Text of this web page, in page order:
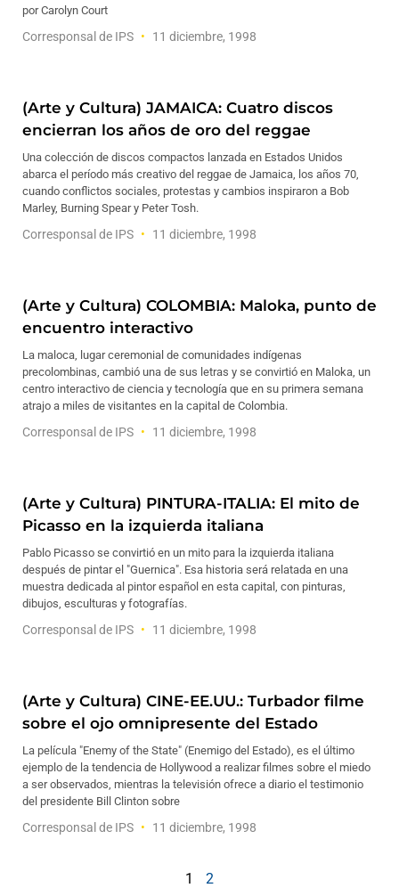
por Carolyn Court
Corresponsal de IPS 11 diciembre, 1998
(Arte y Cultura) JAMAICA: Cuatro discos
encierran los años de oro del reggae
Una colección de discos compactos lanzada en Estados Unidos
abarca el período más creativo del reggae de Jamaica, los años 70,
cuando conflictos sociales, protestas y cambios inspiraron a Bob
Marley, Burning Spear y Peter Tosh.
Corresponsal de IPS 11 diciembre, 1998
(Arte y Cultura) COLOMBIA: Maloka, punto de
encuentro interactivo
La maloca, lugar ceremonial de comunidades indígenas
precolombinas, cambió una de sus letras y se convirtió en Maloka, un
centro interactivo de ciencia y tecnología que en su primera semana
atrajo a miles de visitantes en la capital de Colombia.
Corresponsal de IPS 11 diciembre, 1998
(Arte y Cultura) PINTURA-ITALIA: El mito de
Picasso en la izquierda italiana
Pablo Picasso se convirtió en un mito para la izquierda italiana
después de pintar el "Guernica". Esa historia será relatada en una
muestra dedicada al pintor español en esta capital, con pinturas,
dibujos, esculturas y fotografías.
Corresponsal de IPS 11 diciembre, 1998
(Arte y Cultura) CINE-EE.UU.: Turbador filme
sobre el ojo omnipresente del Estado
La película "Enemy of the State" (Enemigo del Estado), es el último
ejemplo de la tendencia de Hollywood a realizar filmes sobre el miedo
a ser observados, mientras la televisión ofrece a diario el testimonio
del presidente Bill Clinton sobre
Corresponsal de IPS 11 diciembre, 1998
1 2